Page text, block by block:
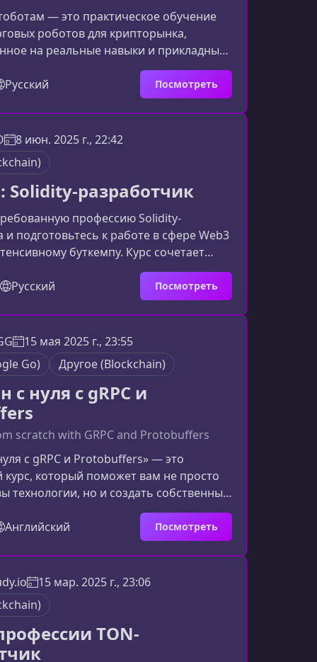
— это практическое обучение
роботов для крипторынка,
на реальные навыки и прикладные
подойдёт как начинающим, так и
желающим уверенно
бирж и автоматизировать
подходит этот курсОбучение
тех, кто хочет повысить
торговли и перейти от ручных
категории
Русский Посмотреть
8 июн. 2025 г., 22:42
Solidity-разработчик
профессию Solidity-
и подготовьтесь к работе в сфере Web3
буткемпу. Курс сочетает
кейсы и глубокое изучение
помогая вам уверенно
вы получите на курсеПрограмма
на формирование навыков, которые
в топовых Web3-компаниях и блочных
не просто писать к
Русский Посмотреть
15 мая 2025 г., 23:55
Go)
Другоe (Blockchain)
с нуля с gRPC и
scratch with GRPC and Protobuffers
с gRPC и Protobuffers» — это
курс, который поможет вам не просто
технологии, но и создать собственный
современные инструменты. В
вы шаг за шагом освоите
работу с блоками, транзакциями,
между нодами и многое
в этом курсеКурс сочетает
чтобы вы смогли уверенно
компонентами блок
Английский Посмотреть
15 мар. 2025 г., 23:06
TON-